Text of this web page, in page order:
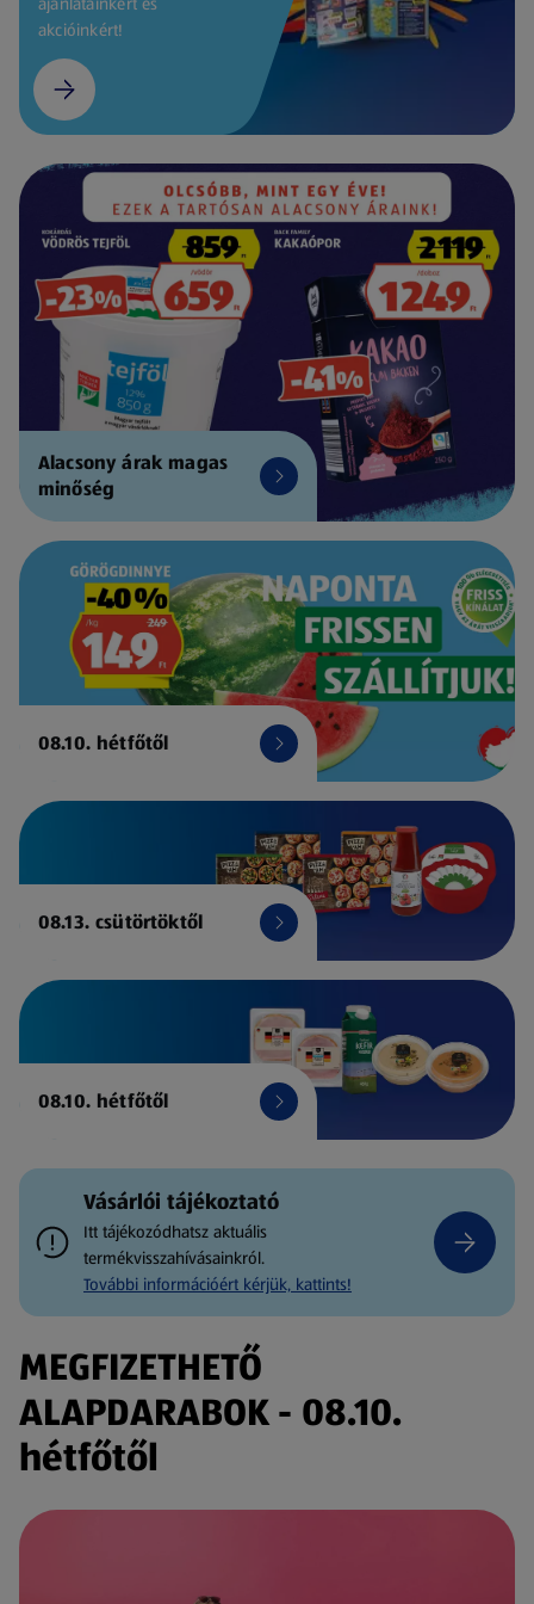
akcióinkért!
Alacsony árak magas
minőség
08.10. hétfőtől
08.13. csütörtöktől
08.10. hétfőtől
Vásárlói tájékoztató
Itt tájékozódhatsz aktuális
termékvisszahívásainkról.
További információért kérjük, kattints!
MEGFIZETHETŐ
ALAPDARABOK - 08.10.
hétfőtől